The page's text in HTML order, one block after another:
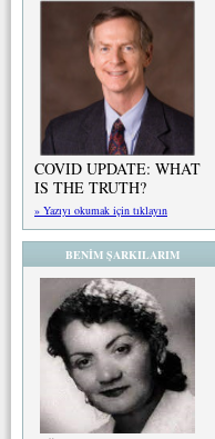
COVID UPDATE: WHAT
IS THE TRUTH?
» Yazıyı okumak için tıklayın
BENİM ŞARKILARIM